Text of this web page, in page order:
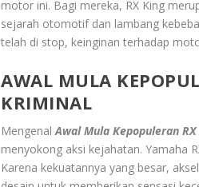
motor ini. Bagi mereka, RX King
sejarah otomotif dan lambang
telah di stop, keinginan terhadap
AWAL MULA
KRIMINAL
MengenalAwal Mula Kepopuleran
menyokong aksi kejahatan. Yamaha
Karena kekuatannya yang besar,